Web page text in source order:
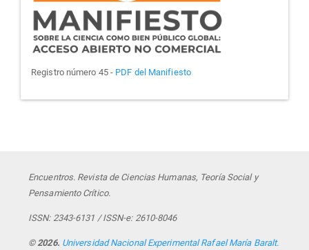
Registro número 45 - PDF del Manifiesto
Encuentros. Revista de Ciencias Humanas, Teoría Social y
Pensamiento Crítico.
ISSN: 2343-6131 / ISSN-e: 2610-8046
© 2026. Universidad Nacional Experimental Rafael María Baralt.